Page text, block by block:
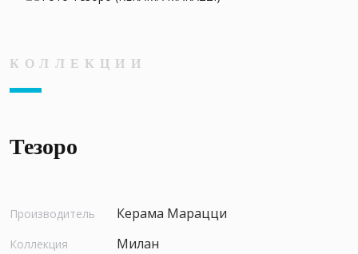
КОЛЛЕКЦИИ
Тезоро
Производитель Керама Марацци
Коллекция Милан